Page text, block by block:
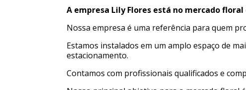
A empresa Lily Flores está no mercado floral
Nossa empresa é uma referência para quem
Estamos instalados em um amplo espaço de
estacionamento.
Contamos com profissionais qualificados e